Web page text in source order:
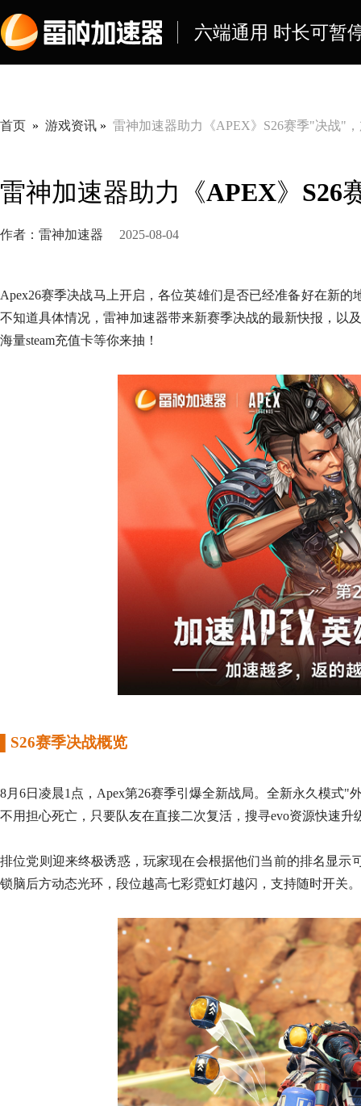
六端通用 时长可暂
首页 » 游戏资讯 » 雷神加速器助力《APEX》S26赛季"决战"
雷神加速器助力《APEX》
作者：雷神加速器 2025-08-04
Apex26赛季决战马上开启，各位英雄们是否已经准备好在新
不知道具体情况，雷神加速器带来新赛季决战的最新快报，以
海量steam充值卡等你来抽！
S26赛季决战概览
8月6日凌晨1点，Apex第26赛季引爆全新战局。全新永久模式"
不用担心死亡 ，只要队友在直接二次复活 ， 搜寻evo资源快速升
排位党则迎来终极诱惑， 玩家现在会根据他们当前的排名显示
锁脑后方动态光环，段位越高七彩霓虹灯越闪，支持随时开关